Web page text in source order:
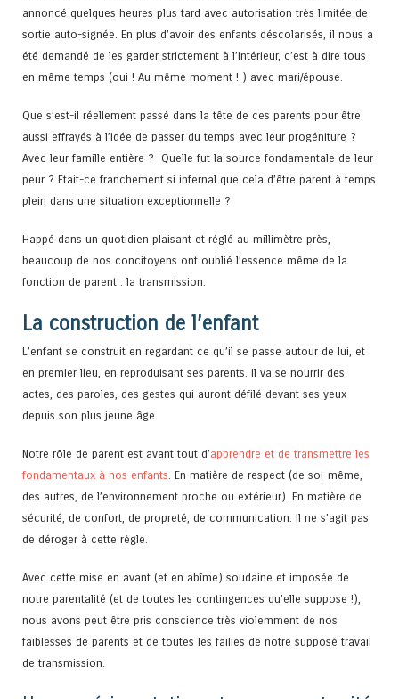
annoncé quelques heures plus tard avec autorisation très limitée de
sortie auto-signée. En plus d’avoir des enfants déscolarisés, il nous a
été demandé de les garder strictement à l’intérieur, c’est à dire tous
en même temps (oui ! Au même moment ! ) avec mari/épouse.
Que s’est-il réellement passé dans la tête de ces parents pour être
aussi effrayés à l’idée de passer du temps avec leur progéniture ?
Avec leur famille entière ? Quelle fut la source fondamentale de leur
peur ? Etait-ce franchement si infernal que cela d’être parent à temps
plein dans une situation exceptionnelle ?
Happé dans un quotidien plaisant et réglé au millimètre près,
beaucoup de nos concitoyens ont oublié l’essence même de la
fonction de parent : la transmission.
La construction de l’enfant
L’enfant se construit en regardant ce qu’il se passe autour de lui, et
en premier lieu, en reproduisant ses parents. Il va se nourrir des
actes, des paroles, des gestes qui auront défilé devant ses yeux
depuis son plus jeune âge.
Notre rôle de parent est avant tout d’apprendre et de transmettre les
fondamentaux à nos enfants . En matière de respect (de soi-même,
des autres, de l’environnement proche ou extérieur). En matière de
sécurité, de confort, de propreté, de communication. Il ne s’agit pas
de déroger à cette règle.
Avec cette mise en avant (et en abîme) soudaine et imposée de
notre parentalité (et de toutes les contingences qu’elle suppose !),
nous avons peut être pris conscience très violemment de nos
faiblesses de parents et de toutes les failles de notre supposé travail
de transmission.